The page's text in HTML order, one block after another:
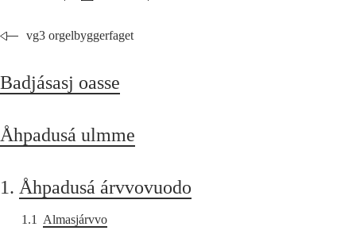
vg3 orgelbyggerfaget
Badjásasj oasse
Åhpadusá ulmme
1. Åhpadusá árvvovuodo
1.1 Almasjárvvo